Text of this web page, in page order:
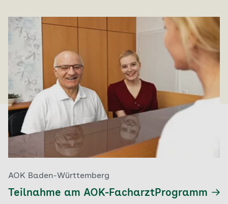
AOK Baden-Württemberg
Teilnahme am AOK-FacharztProgramm